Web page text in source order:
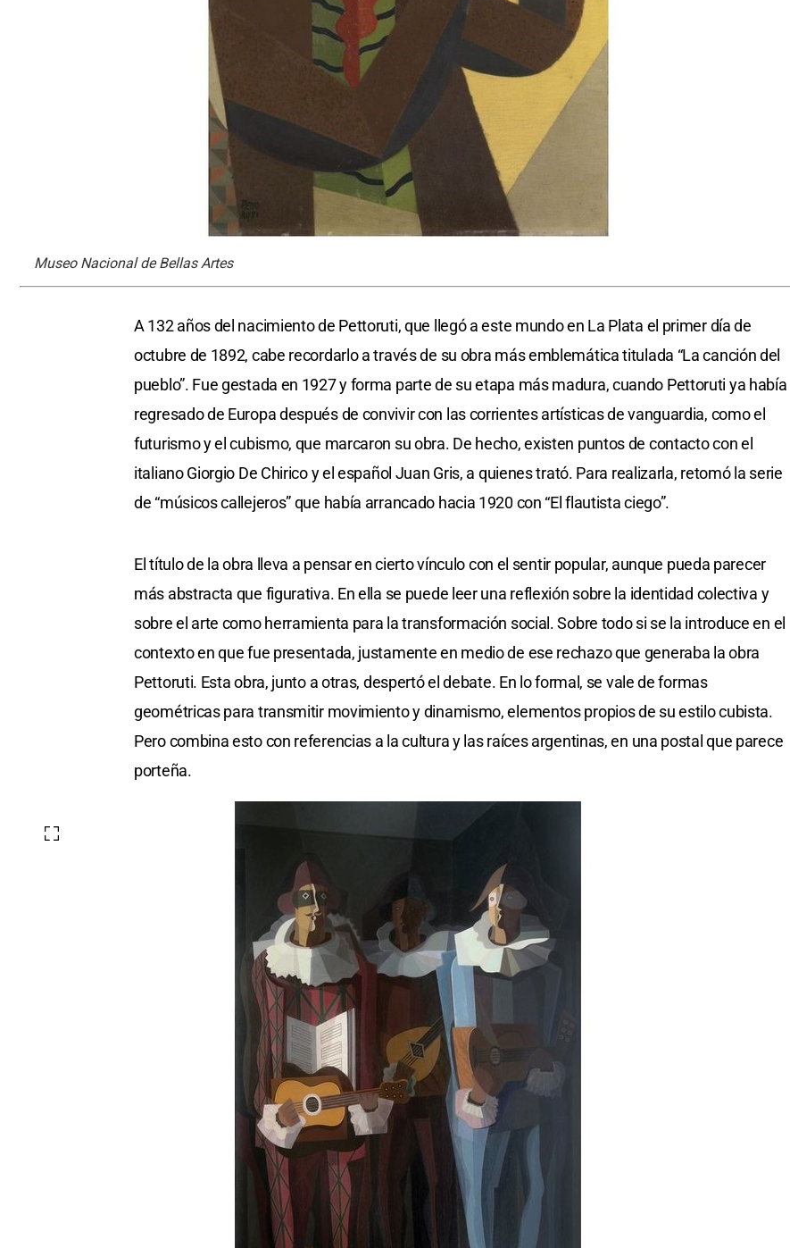
Museo Nacional de Bellas Artes
A 132 años del nacimiento de Pettoruti, que llegó a este mundo en La Plata el primer día de
octubre de 1892, cabe recordarlo a través de su obra más emblemática titulada “La canción del
pueblo”. Fue gestada en 1927 y forma parte de su etapa más madura, cuando Pettoruti ya había
regresado de Europa después de convivir con las corrientes artísticas de vanguardia, como el
futurismo y el cubismo, que marcaron su obra. De hecho, existen puntos de contacto con el
italiano Giorgio De Chirico y el español Juan Gris, a quienes trató. Para realizarla, retomó la serie
de “músicos callejeros” que había arrancado hacia 1920 con “El flautista ciego”.
El título de la obra lleva a pensar en cierto vínculo con el sentir popular, aunque pueda parecer
más abstracta que figurativa. En ella se puede leer una reflexión sobre la identidad colectiva y
sobre el arte como herramienta para la transformación social. Sobre todo si se la introduce en el
contexto en que fue presentada, justamente en medio de ese rechazo que generaba la obra
Pettoruti. Esta obra, junto a otras, despertó el debate. En lo formal, se vale de formas
geométricas para transmitir movimiento y dinamismo, elementos propios de su estilo cubista.
Pero combina esto con referencias a la cultura y las raíces argentinas, en una postal que parece
porteña.